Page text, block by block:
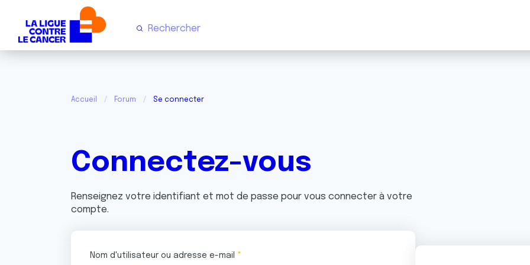
Accueil Forum Se connecter
Connectez-vous
Renseignez votre identifiant et mot de passe pour vous connecter à votre
compte.
Nom d'utilisateur ou adresse e-mail